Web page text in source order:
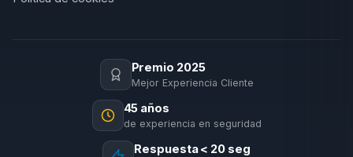
Premio 2025
Mejor Experiencia Cliente
45 años
de experiencia en seguridad
Respuesta < 20 seg